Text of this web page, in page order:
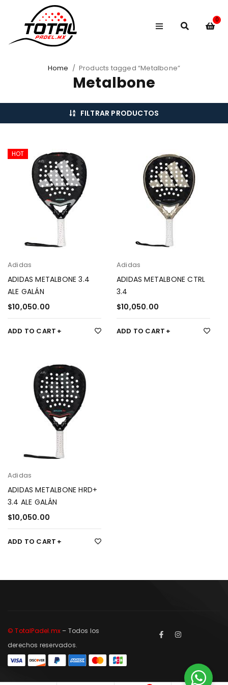
0
Home / Products tagged “Metalbone”
Metalbone
FILTRAR PRODUCTOS
HOT
Adidas
ADIDAS METALBONE 3.4
ALE GALÁN
$10,050.00
ADD TO CART
Adidas
ADIDAS METALBONE CTRL
3.4
$10,050.00
ADD TO CART
Adidas
ADIDAS METALBONE HRD+
3.4 ALE GALÁN
$10,050.00
ADD TO CART
© TotalPadel.mx – Todos los
derechos reservados.